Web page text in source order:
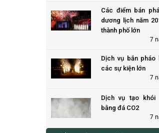
Các điểm bán
dương lịch năm
thành phố lớn
7
Dịch vụ bắn pháo
các sự kiện lớn
7
Dịch vụ tạo khói
bằng đá CO2
7